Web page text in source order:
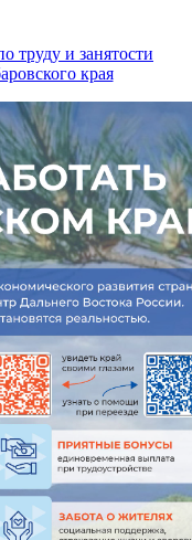
труду и занятости
края